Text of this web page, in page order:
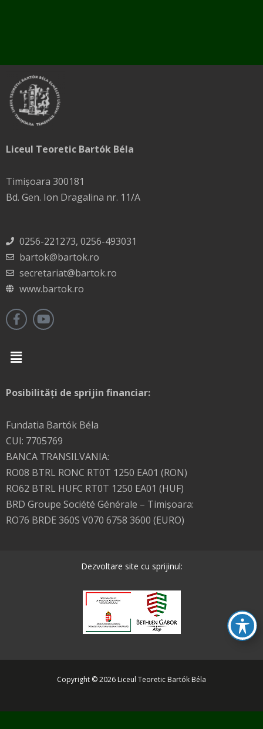
Liceul Teoretic Bartók Béla
Timișoara 300181
Bd. Gen. Ion Dragalina nr. 11/A
0256-221273, 0256-493031
bartok@bartok.ro
secretariat@bartok.ro
www.bartok.ro
Menu
Posibilități de sprijin financiar:
Fundatia Bartók Béla
CUI: 7705769
BANCA TRANSILVANIA:
RO08 BTRL RONC RT0T 1250 EA01 (RON)
RO62 BTRL HUFC RT0T 1250 EA01 (HUF)
BRD Groupe Société Générale – Timişoara:
RO76 BRDE 360S V070 6758 3600 (EURO)
Dezvoltare site cu sprijinul:
Copyright © 2026 Liceul Teoretic Bartók Béla